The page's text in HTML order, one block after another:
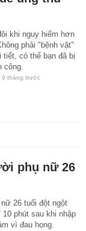
khi nguy hiểm hơn
phải "bệnh vặt"
tiết, có thể bạn đã bị
công.
9 tháng trước
phụ nữ 26
26 tuổi đột ngột
phút sau khi nhập
vì đau họng.